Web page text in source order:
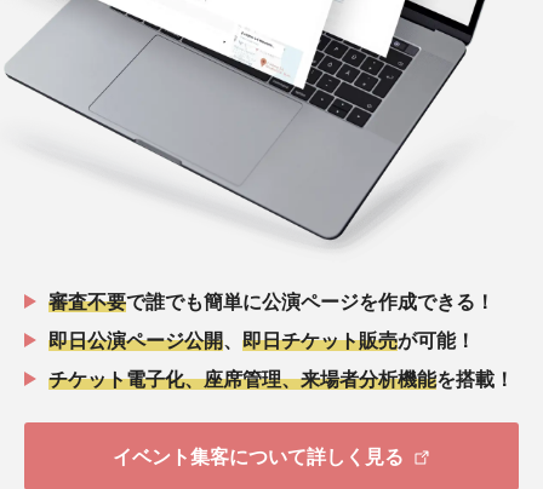
審査不要で誰でも簡単に公演ページを作成できる！
即日公演ページ公開
即日チケット販売が可能！
チケット電子化、座席管理、来場者分析機能を搭載！
イベント集客について詳しく見る